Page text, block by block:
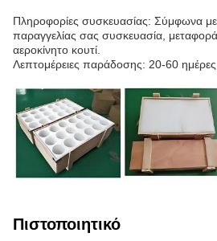
Πληροφορίες συσκευασίας: Σύμφωνα
παραγγελίας σας συσκευασία, μεταφορά
αεροκίνητο κουτί.
Λεπτομέρειες παράδοσης: 20-60 ημέρες
Πιστοποιητικό